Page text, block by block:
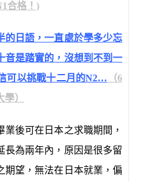
合格！)
日語，一直處於學多少忘
音是踏實的，沒想到不到一
可以挑戰十二月的N2… （6
）
後可在日本之求職期間，
長為兩年內，原因是很多留
期望，無法在日本就業，偏